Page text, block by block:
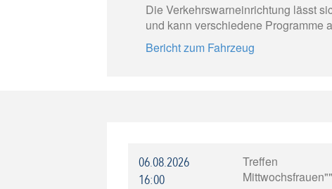
Die Verkehrswarneinrichtung lässt
und kann verschiedene Programme
Bericht zum Fahrzeug
06.08.2026
16:00
Treffen
Mittwochsfrauen""